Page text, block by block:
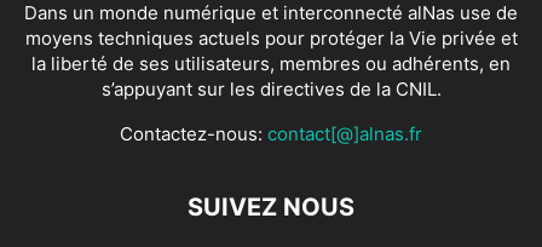
Dans un monde numérique et interconnecté alNas use de
moyens techniques actuels pour protéger la Vie privée et
la liberté de ses utilisateurs, membres ou adhérents, en
s’appuyant sur les directives de la CNIL.
Contactez-nous: contact[@]alnas.fr
SUIVEZ NOUS